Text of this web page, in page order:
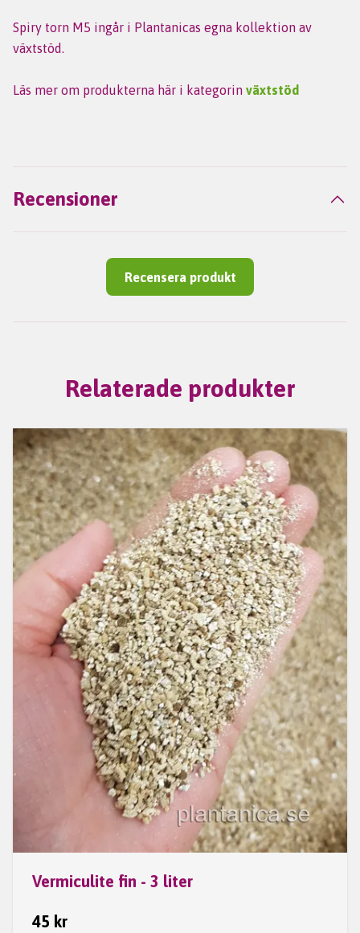
Spiry torn M5 ingår i Plantanicas egna kollektion av
växtstöd.
Läs mer om produkterna här i kategorin växtstöd
Recensioner
Recensera produkt
Relaterade produkter
Vermiculite fin - 3 liter
45 kr